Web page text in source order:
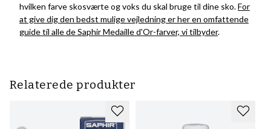
hvilken farve skosværte og voks du skal bruge til dine sko.For
at give dig den bedst mulige vejledninger her en omfattende
guidetil alle de Saphir Medaille d'Or-farver, vi tilbyder.
Relaterede produkter